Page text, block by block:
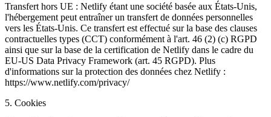
Transfert hors UE : Netlify étant une société basée aux États-Unis,
l'hébergement peut entraîner un transfert de données personnelles
vers les États-Unis. Ce transfert est effectué sur la base des clauses
contractuelles types (CCT) conformément à l'art. 46 (2) (c) RGPD
ainsi que sur la base de la certification de Netlify dans le cadre du
EU-US Data Privacy Framework (art. 45 RGPD). Plus
d'informations sur la protection des données chez Netlify :
https://www.netlify.com/privacy/
5. Cookies